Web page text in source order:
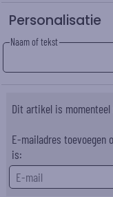
Personalisatie
Naam of tekst
Dit artikel is
E-mailadres toevoegen
is: